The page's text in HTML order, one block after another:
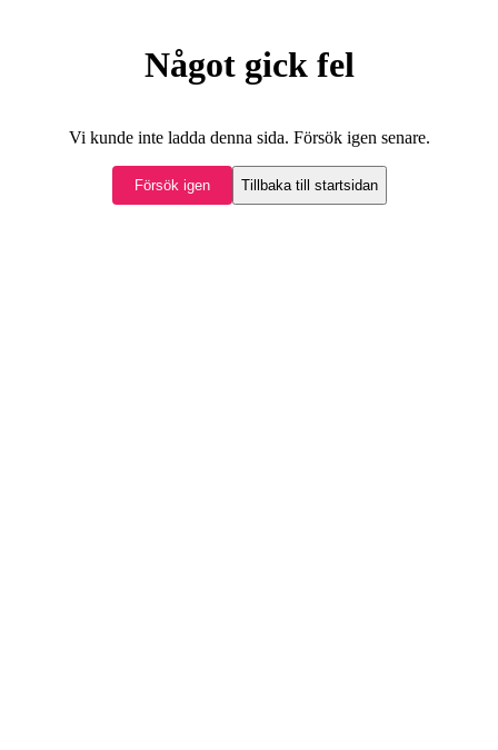
Något gick fel
Vi kunde inte ladda denna sida. Försök igen senare.
Försök igen Tillbaka till startsidan